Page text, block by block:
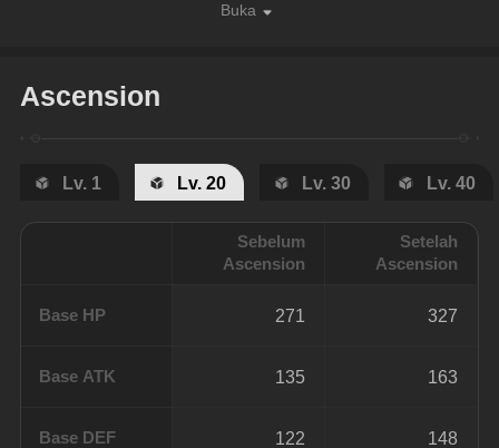
Buka
Ascension
Lv. 1 Lv. 20 Lv. 30 Lv. 40
Sebelum
Ascension
Setelah
Ascension
Base HP 271 327
Base ATK 135 163
Base DEF 122 148